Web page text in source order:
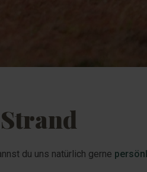
du uns natürlich gerne